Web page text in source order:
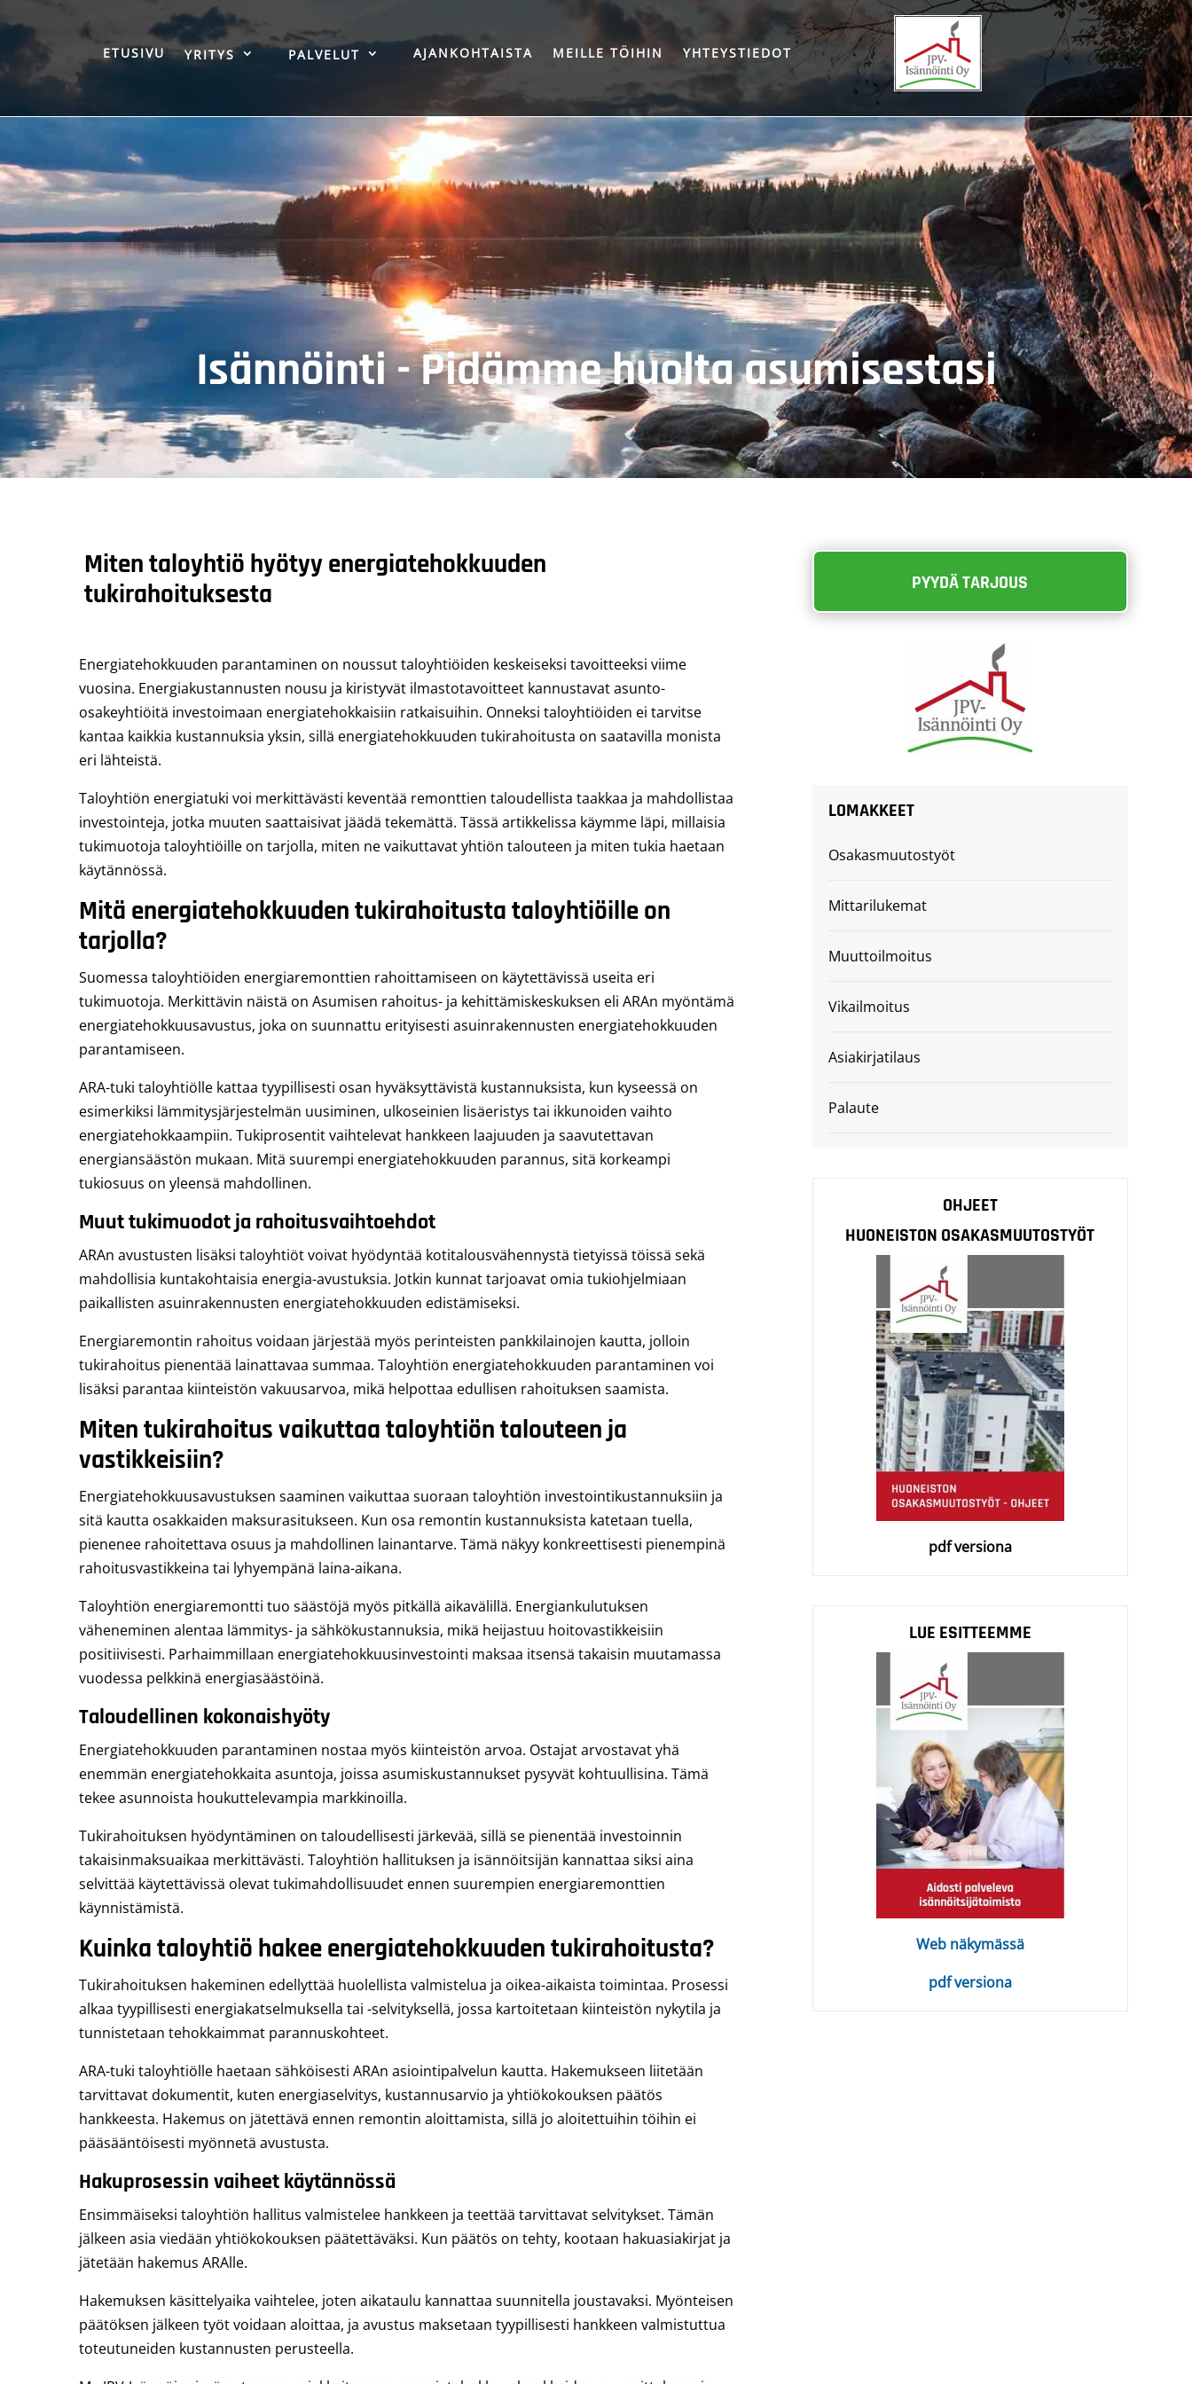
ETUSIVU YRITYS PALVELUT AJANKOHTAISTA MEILLE TÖIHIN YHTEYSTIEDOT
Isännöinti - Pidämme huolta asumisestasi
Miten taloyhtiö hyötyy energiatehokkuuden
tukirahoituksesta
Energiatehokkuuden parantaminen on noussut taloyhtiöiden keskeiseksi tavoitteeksi viime
vuosina. Energiakustannusten nousu ja kiristyvät ilmastotavoitteet kannustavat asunto-
osakeyhtiöitä investoimaan energiatehokkaisiin ratkaisuihin. Onneksi taloyhtiöiden ei tarvitse
kantaa kaikkia kustannuksia yksin, sillä energiatehokkuuden tukirahoitusta on saatavilla monista
eri lähteistä.
Taloyhtiön energiatuki voi merkittävästi keventää remonttien taloudellista taakkaa ja mahdollistaa
investointeja, jotka muuten saattaisivat jäädä tekemättä. Tässä artikkelissa käymme läpi, millaisia
tukimuotoja taloyhtiöille on tarjolla, miten ne vaikuttavat yhtiön talouteen ja miten tukia haetaan
käytännössä.
Mitä energiatehokkuuden tukirahoitusta taloyhtiöille on
tarjolla?
Suomessa taloyhtiöiden energiaremonttien rahoittamiseen on käytettävissä useita eri
tukimuotoja. Merkittävin näistä on Asumisen rahoitus- ja kehittämiskeskuksen eli ARAn myöntämä
energiatehokkuusavustus, joka on suunnattu erityisesti asuinrakennusten energiatehokkuuden
parantamiseen.
ARA-tuki taloyhtiölle kattaa tyypillisesti osan hyväksyttävistä kustannuksista, kun kyseessä on
esimerkiksi lämmitysjärjestelmän uusiminen, ulkoseinien lisäeristys tai ikkunoiden vaihto
energiatehokkaampiin. Tukiprosentit vaihtelevat hankkeen laajuuden ja saavutettavan
energiansäästön mukaan. Mitä suurempi energiatehokkuuden parannus, sitä korkeampi
tukiosuus on yleensä mahdollinen.
Muut tukimuodot ja rahoitusvaihtoehdot
ARAn avustusten lisäksi taloyhtiöt voivat hyödyntää kotitalousvähennystä tietyissä töissä sekä
mahdollisia kuntakohtaisia energia-avustuksia. Jotkin kunnat tarjoavat omia tukiohjelmiaan
paikallisten asuinrakennusten energiatehokkuuden edistämiseksi.
Energiaremontin rahoitus voidaan järjestää myös perinteisten pankkilainojen kautta, jolloin
tukirahoitus pienentää lainattavaa summaa. Taloyhtiön energiatehokkuuden parantaminen voi
lisäksi parantaa kiinteistön vakuusarvoa, mikä helpottaa edullisen rahoituksen saamista.
Miten tukirahoitus vaikuttaa taloyhtiön talouteen ja
vastikkeisiin?
Energiatehokkuusavustuksen saaminen vaikuttaa suoraan taloyhtiön investointikustannuksiin ja
sitä kautta osakkaiden maksurasitukseen. Kun osa remontin kustannuksista katetaan tuella,
pienenee rahoitettava osuus ja mahdollinen lainantarve. Tämä näkyy konkreettisesti pienempinä
rahoitusvastikkeina tai lyhyempänä laina-aikana.
Taloyhtiön energiaremontti tuo säästöjä myös pitkällä aikavälillä. Energiankulutuksen
väheneminen alentaa lämmitys- ja sähkökustannuksia, mikä heijastuu hoitovastikkeisiin
positiivisesti. Parhaimmillaan energiatehokkuusinvestointi maksaa itsensä takaisin muutamassa
vuodessa pelkkinä energiasäästöinä.
Taloudellinen kokonaishyöty
Energiatehokkuuden parantaminen nostaa myös kiinteistön arvoa. Ostajat arvostavat yhä
enemmän energiatehokkaita asuntoja, joissa asumiskustannukset pysyvät kohtuullisina. Tämä
tekee asunnoista houkuttelevampia markkinoilla.
Tukirahoituksen hyödyntäminen on taloudellisesti järkevää, sillä se pienentää investoinnin
takaisinmaksuaikaa merkittävästi. Taloyhtiön hallituksen ja isännöitsijän kannattaa siksi aina
selvittää käytettävissä olevat tukimahdollisuudet ennen suurempien energiaremonttien
käynnistämistä.
Kuinka taloyhtiö hakee energiatehokkuuden tukirahoitusta?
Tukirahoituksen hakeminen edellyttää huolellista valmistelua ja oikea-aikaista toimintaa. Prosessi
alkaa tyypillisesti energiakatselmuksella tai -selvityksellä, jossa kartoitetaan kiinteistön nykytila ja
tunnistetaan tehokkaimmat parannuskohteet.
ARA-tuki taloyhtiölle haetaan sähköisesti ARAn asiointipalvelun kautta. Hakemukseen liitetään
tarvittavat dokumentit, kuten energiaselvitys, kustannusarvio ja yhtiökokouksen päätös
hankkeesta. Hakemus on jätettävä ennen remontin aloittamista, sillä jo aloitettuihin töihin ei
pääsääntöisesti myönnetä avustusta.
Hakuprosessin vaiheet käytännössä
Ensimmäiseksi taloyhtiön hallitus valmistelee hankkeen ja teettää tarvittavat selvitykset. Tämän
jälkeen asia viedään yhtiökokouksen päätettäväksi. Kun päätös on tehty, kootaan hakuasiakirjat ja
jätetään hakemus ARAlle.
Hakemuksen käsittelyaika vaihtelee, joten aikataulu kannattaa suunnitella joustavaksi. Myönteisen
päätöksen jälkeen työt voidaan aloittaa, ja avustus maksetaan tyypillisesti hankkeen valmistuttua
toteutuneiden kustannusten perusteella.
PYYDÄ TARJOUS
LOMAKKEET
Osakasmuutostyöt
Mittarilukemat
Muuttoilmoitus
Vikailmoitus
Asiakirjatilaus
Palaute
OHJEET
HUONEISTON OSAKASMUUTOSTYÖT
pdf versiona
LUE ESITTEEMME
Web näkymässä
pdf versiona